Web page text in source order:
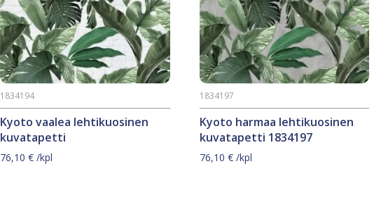
Kyoto vaalea lehtikuosinen
kuvatapetti
1834194
76,10€ /kpl
Kyoto harmaa lehtikuosinen
kuvatapetti 1834197
1834197
76,10 €/kpl